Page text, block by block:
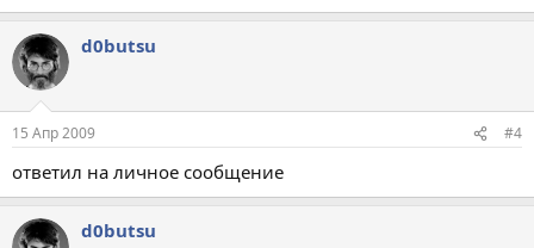
d0butsu
15 Апр 2009 #4
ответил на личное сообщение
d0butsu